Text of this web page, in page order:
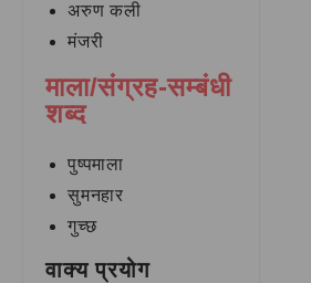
अरुण कली
मंजरी
माला/संग्रह-सम्बंधी
शब्द
पुष्पमाला
सुमनहार
गुच्छ
वाक्य प्रयोग